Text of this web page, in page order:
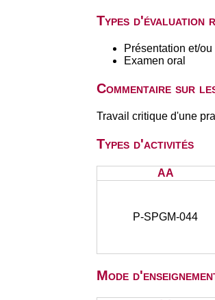
Types
Présentation et/ou
Examen oral
Commentaire sur
Travail critique d'une
Types d'activités
AA
P-SPGM-044
Mode